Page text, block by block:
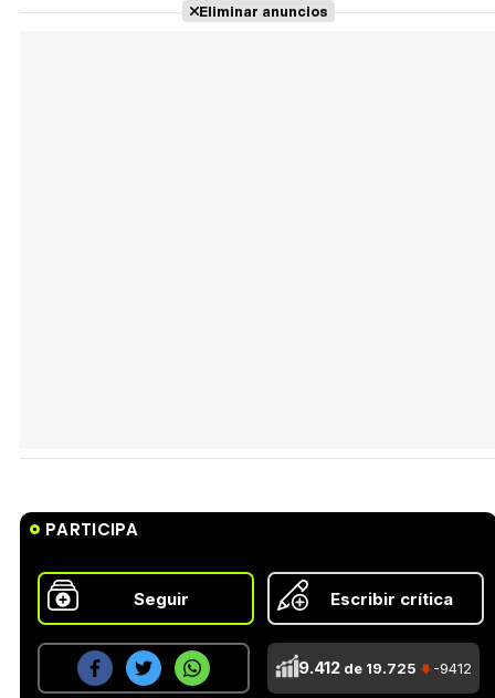
Eliminar anuncios
PARTICIPA
Seguir Escribir crítica
9.412de 19.725 -9412